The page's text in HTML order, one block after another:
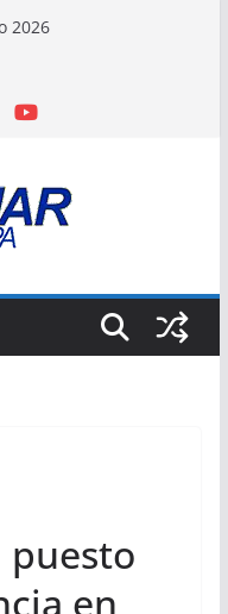
2026
puesto
en